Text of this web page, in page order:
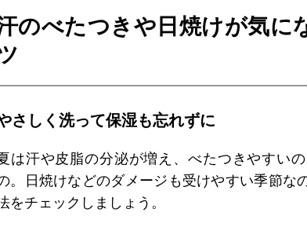
のべたつきや日焼けが気に
さしく洗って保湿も忘れずに
は汗や皮脂の分泌が増え、べたつきやすい
。日焼けなどのダメージも受けやすい季節な
をチェックしましょう。